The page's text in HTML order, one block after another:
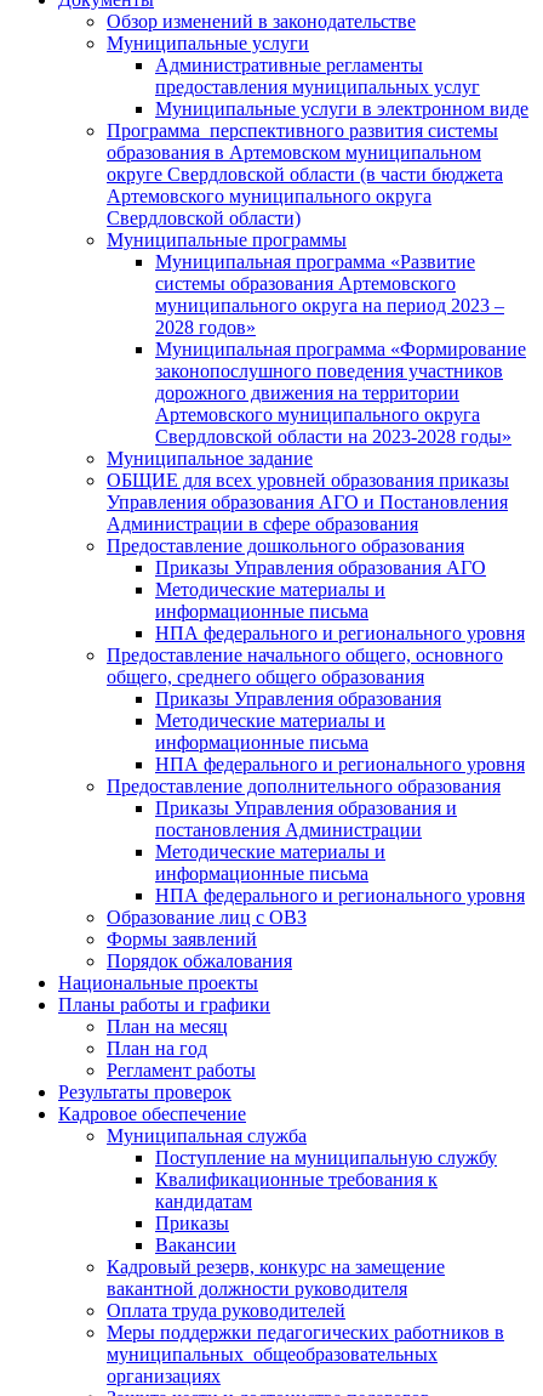
Обзор изменений в законодательстве
Муниципальные услуги
Административные регламенты
предоставления муниципальных услуг
Муниципальные услуги в электронном виде
Программа перспективного развития системы
образования в Артемовском муниципальном
округе Свердловской области (в части бюджета
Артемовского муниципального округа
Свердловской области)
Муниципальные программы
Муниципальная программа «Развитие
системы образования Артемовского
муниципального округа на период 2023 –
2028 годов»
Муниципальная программа «Формирование
законопослушного поведения участников
дорожного движения на территории
Артемовского муниципального округа
Свердловской области на 2023-2028 годы»
Муниципальное задание
ОБЩИЕ для всех уровней образования приказы
Управления образования АГО и Постановления
Администрации в сфере образования
Предоставление дошкольного образования
Приказы Управления образования АГО
Методические материалы и
информационные письма
НПА федерального и регионального уровня
Предоставление начального общего, основного
общего, среднего общего образования
Приказы Управления образования
Методические материалы и
информационные письма
НПА федерального и регионального уровня
Предоставление дополнительного образования
Приказы Управления образования и
постановления Администрации
Методические материалы и
информационные письма
НПА федерального и регионального уровня
Образование лиц с ОВЗ
Формы заявлений
Порядок обжалования
Национальные проекты
Планы работы и графики
План на месяц
План на год
Регламент работы
Результаты проверок
Кадровое обеспечение
Муниципальная служба
Поступление на муниципальную службу
Квалификационные требования к
кандидатам
Приказы
Вакансии
Кадровый резерв, конкурс на замещение
вакантной должности руководителя
Оплата труда руководителей
Меры поддержки педагогических работников в
муниципальных общеобразовательных
организациях